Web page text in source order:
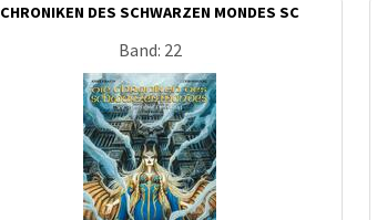
CHRONIKEN DES SCHWARZEN MONDES SC
Band: 22